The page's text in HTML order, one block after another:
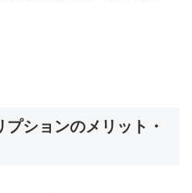
プションのメリット・